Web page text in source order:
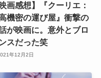
映画感想】『クーリエ：
機密の運び屋』衝撃の
が映画に。意外とブロ
スだった笑
年12月2日